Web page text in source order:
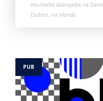
resultados alcançados na
Dublin, na Irlanda.